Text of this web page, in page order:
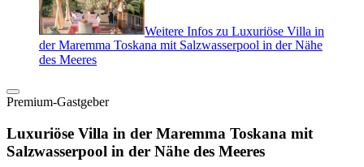
Weitere Infos zu Luxuriöse Villa in
der Maremma Toskana mit Salzwasserpool in der Nähe
des Meeres
Premium-Gastgeber
Luxuriöse Villa in der Maremma Toskana mit
Salzwasserpool in der Nähe des Meeres